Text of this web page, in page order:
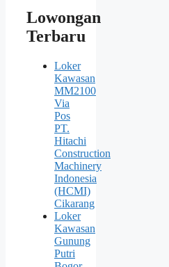
Lowongan
Terbaru
Loker
Kawasan
MM2100
Via
Pos
PT.
Hitachi
Construction
Machinery
Indonesia
(HCMI)
Cikarang
Loker
Kawasan
Gunung
Putri